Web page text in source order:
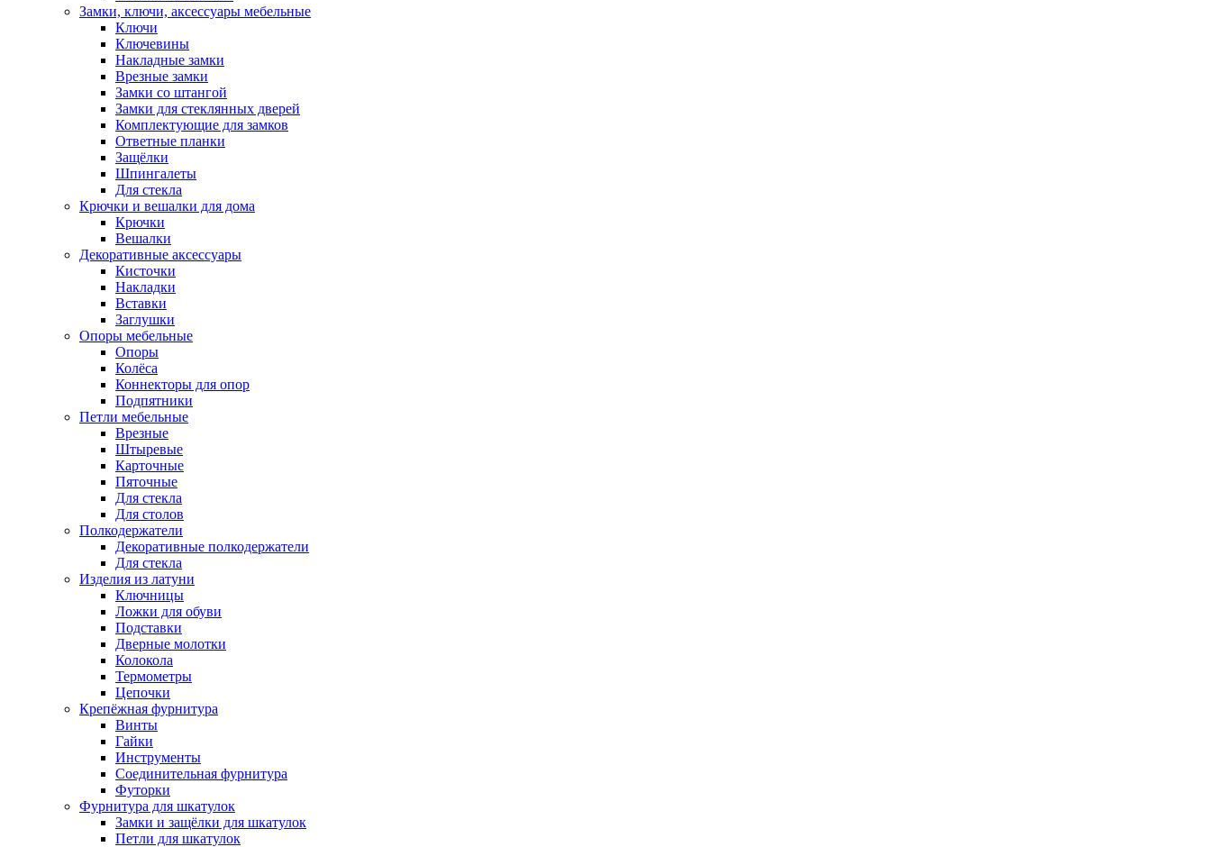
Замки, ключи, аксессуары мебельные
Ключи
Ключевины
Накладные замки
Врезные замки
Замки со штангой
Замки для стеклянных дверей
Комплектующие для замков
Ответные планки
Защёлки
Шпингалеты
Для стекла
Крючки и вешалки для дома
Крючки
Вешалки
Декоративные аксессуары
Кисточки
Накладки
Вставки
Заглушки
Опоры мебельные
Опоры
Колёса
Коннекторы для опор
Подпятники
Петли мебельные
Врезные
Штыревые
Карточные
Пяточные
Для стекла
Для столов
Полкодержатели
Декоративные полкодержатели
Для стекла
Изделия из латуни
Ключницы
Ложки для обуви
Подставки
Дверные молотки
Колокола
Термометры
Цепочки
Крепёжная фурнитура
Винты
Гайки
Инструменты
Соединительная фурнитура
Футорки
Фурнитура для шкатулок
Замки и защёлки для шкатулок
Петли для шкатулок